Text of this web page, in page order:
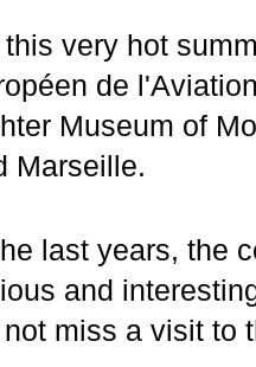
this very hot
de
Museum of
Marseille.
last years, the
and
not miss a visit to